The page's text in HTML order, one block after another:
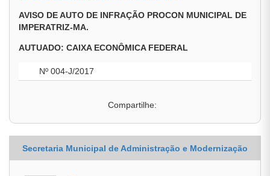
AVISO DE AUTO DE INFRAÇÃO PROCON MUNICIPAL DE
IMPERATRIZ-MA.
AUTUADO: CAIXA ECONÔMICA FEDERAL
Nº 004-J/2017
Compartilhe:
Secretaria Municipal de Administração e Modernização